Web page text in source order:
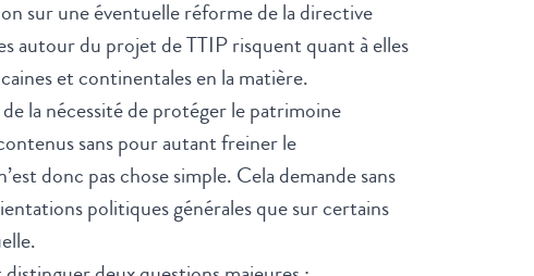
sur une éventuelle réforme de la directive
autour du projet de TTIP risquent quant à elles
et continentales en la matière.
la nécessité de protéger le patrimoine
sans pour autant freiner le
donc pas chose simple. Cela demande sans
politiques générales que sur certains